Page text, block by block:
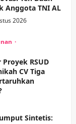
CV Tiga
2026
Sintetis:
Piala
2026
Wage